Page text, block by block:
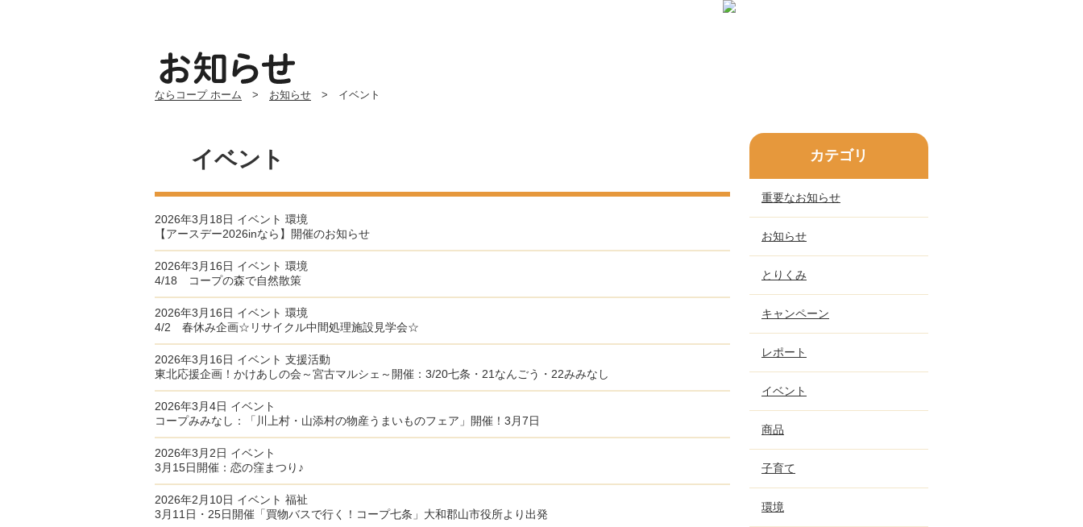
ならコープ ホーム > お知らせ > イベント
イベント
2026年3月18日 イベント 環境
【アースデー2026inなら】開催のお知らせ
2026年3月16日 イベント 環境
4/18 コープの森で自然散策
2026年3月16日 イベント 環境
4/2 春休み企画☆リサイクル中間処理施設見学会☆
2026年3月16日 イベント 支援活動
東北応援企画！かけあしの会～宮古マルシェ～開催：3/20七条・21なんごう・22みみなし
2026年3月4日 イベント
コープみみなし：「川上村・山添村の物産うまいものフェア」開催！3月7日
2026年3月2日 イベント
3月15日開催：恋の窪まつり♪
2026年2月10日 イベント 福祉
3月11日・25日開催「買物バスで行く！コープ七条」大和郡山市役所より出発
カテゴリ
重要なお知らせ
お知らせ
とりくみ
キャンペーン
レポート
イベント
商品
子育て
環境